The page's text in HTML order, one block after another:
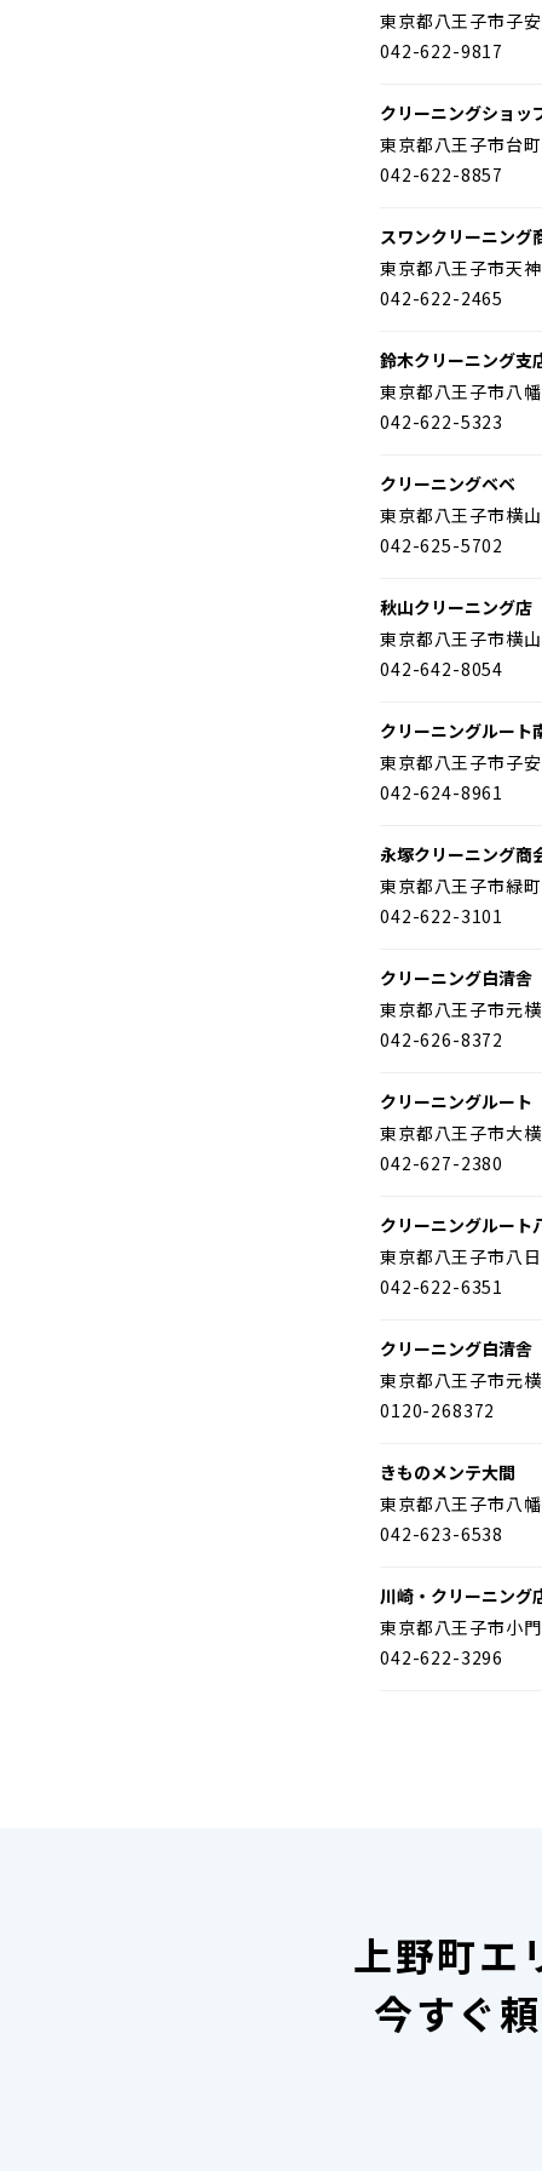
東京都八王子市子
042-622-9817
クリーニングショッ
東京都八王子市台
042-622-8857
スワンクリーニング
東京都八王子市天神
042-622-2465
鈴木クリーニング支
東京都八王子市八
042-622-5323
クリーニングベベ
東京都八王子市横
042-625-5702
秋山クリーニング店
東京都八王子市横
042-642-8054
クリーニングルート
東京都八王子市子
042-624-8961
永塚クリーニング商
東京都八王子市緑
042-622-3101
クリーニング白清舎
東京都八王子市元
042-626-8372
クリーニングルー
東京都八王子市大
042-627-2380
クリーニングルート
東京都八王子市八
042-622-6351
クリーニング白清舎
東京都八王子市元
0120-268372
きものメンテ大間
東京都八王子市八
042-623-6538
川崎・クリーニング
東京都八王子市小
042-622-3296
上野町エ
今すぐ